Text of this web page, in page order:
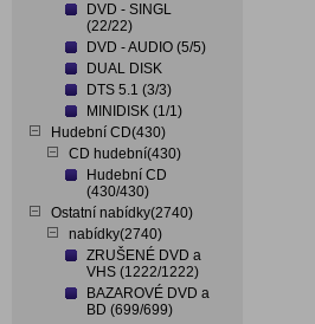
DVD - SINGL
(22/22)
DVD - AUDIO (5/5)
DUAL DISK
DTS 5.1 (3/3)
MINIDISK (1/1)
Hudební CD(430)
CD hudební(430)
Hudební CD
(430/430)
Ostatní nabídky(2740)
nabídky(2740)
ZRUŠENÉ DVD a
VHS (1222/1222)
BAZAROVÉ DVD a
BD (699/699)